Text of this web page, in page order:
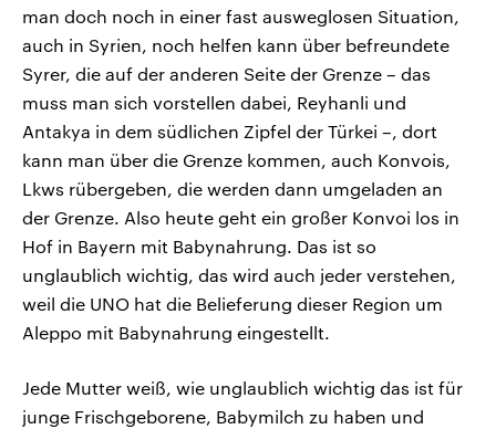
man doch noch in einer fast ausweglosen Situation,
auch in Syrien, noch helfen kann über befreundete
Syrer, die auf der anderen Seite der Grenze – das
muss man sich vorstellen dabei, Reyhanli und
Antakya in dem südlichen Zipfel der Türkei –, dort
kann man über die Grenze kommen, auch Konvois,
Lkws rübergeben, die werden dann umgeladen an
der Grenze. Also heute geht ein großer Konvoi los in
Hof in Bayern mit Babynahrung. Das ist so
unglaublich wichtig, das wird auch jeder verstehen,
weil die UNO hat die Belieferung dieser Region um
Aleppo mit Babynahrung eingestellt.
Jede Mutter weiß, wie unglaublich wichtig das ist für
junge Frischgeborene, Babymilch zu haben und